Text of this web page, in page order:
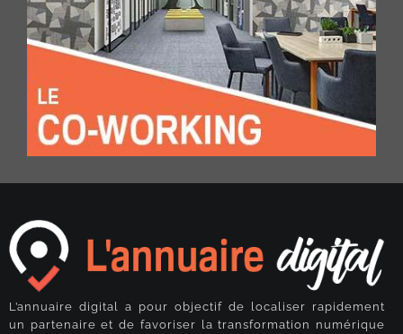
L’annuaire digital a pour objectif de localiser rapidement
un partenaire et de favoriser la transformation numérique